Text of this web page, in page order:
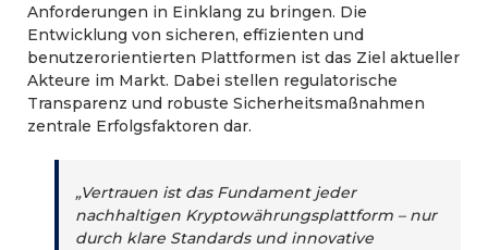
Anforderungen in Einklang zu bringen. Die
Entwicklung von sicheren, effizienten und
benutzerorientierten Plattformen ist das Ziel aktueller
Akteure im Markt. Dabei stellen regulatorische
Transparenz und robuste Sicherheitsmaßnahmen
zentrale Erfolgsfaktoren dar.
„Vertrauen ist das Fundament jeder
nachhaltigen Kryptowährungsplattform – nur
durch klare Standards und innovative